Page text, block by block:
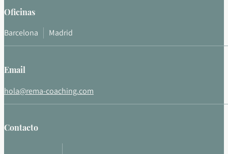
Oficinas
Barcelona Madrid
Email
hola@rema-coaching.com
Contacto